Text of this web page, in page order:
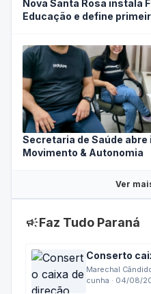
Nova Santa Rosa instala
Educação e define
Secretaria de Saúde
Movimento & Autonomia
Ver
campaignFaz Tudo Paraná
Conserto
Marechal
cunha · 04/08/